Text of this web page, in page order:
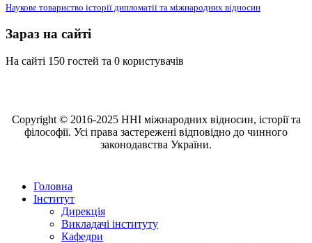
Наукове товариство історії дипломатії та міжнародних відносин
Зараз на сайті
На сайті 150 гостей та 0 користувачів
Copyright © 2016-2025 ННІ міжнародних відносин, історії та
філософії. Усі права застережені відповідно до чинного
законодавства України.
Головна
Інститут
Дирекція
Викладачі інституту
Кафедри